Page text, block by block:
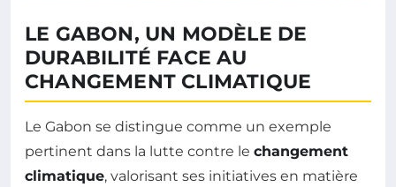
LE GABON, UN MODÈLE DE
DURABILITÉ FACE AU
CHANGEMENT CLIMATIQUE
Le Gabon se distingue comme un exemple
pertinent dans la lutte contre le changement
climatique, valorisant ses initiatives en matière